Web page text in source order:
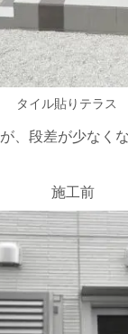
タイル貼りテラス
、段差が少なく
施工前